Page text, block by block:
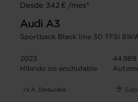
Desde 342 € /mes*
Audi A3
Sportback Black line 30 TFSI
2023
44.989
Híbrido no enchufable
I.V.A. Deducible